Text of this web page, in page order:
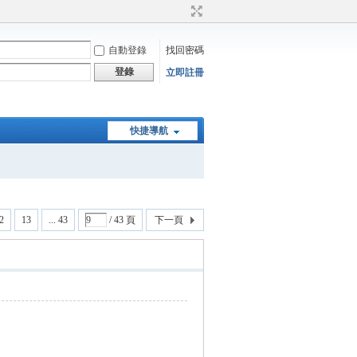
自動登錄
找回密碼
登錄
立即註冊
快捷導航
13 ... 43 / 43 頁 下一頁